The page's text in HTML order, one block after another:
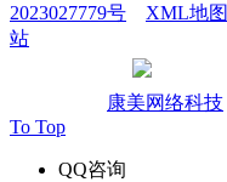
2023027779号
XML地图
站
康美网络科技
To Top
QQ咨询